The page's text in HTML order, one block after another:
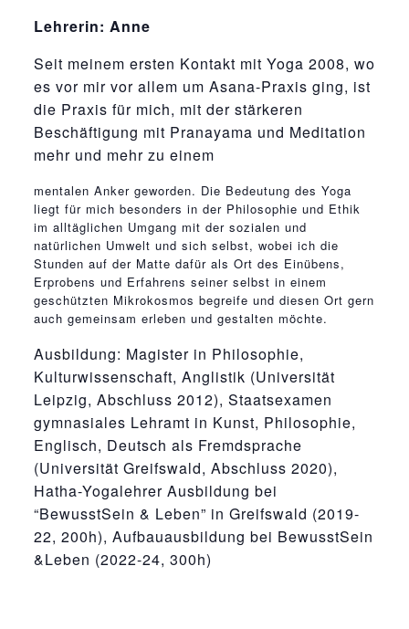
Lehrerin: Anne
Seit meinem ersten Kontakt mit Yoga 2008, wo
es vor mir vor allem um Asana-Praxis ging, ist
die Praxis für mich, mit der stärkeren
Beschäftigung mit Pranayama und Meditation
mehr und mehr zu einem
osteopathe-nyon-cabinet-monney
mentalen Anker geworden. Die Bedeutung des Yoga
liegt für mich besonders in der Philosophie und Ethik
im alltäglichen Umgang mit der sozialen und
natürlichen Umwelt und sich selbst, wobei ich die
Stunden auf der Matte dafür als Ort des Einübens,
Erprobens und Erfahrens seiner selbst in einem
geschützten Mikrokosmos begreife und diesen Ort gern
auch gemeinsam erleben und gestalten möchte.
Ausbildung: Magister in Philosophie,
Kulturwissenschaft, Anglistik (Universität
Leipzig, Abschluss 2012), Staatsexamen
gymnasiales Lehramt in Kunst, Philosophie,
Englisch, Deutsch als Fremdsprache
(Universität Greifswald, Abschluss 2020),
Hatha-Yogalehrer Ausbildung bei
“BewusstSein & Leben” in Greifswald (2019-
22, 200h), Aufbauausbildung bei BewusstSein
&Leben (2022-24, 300h)